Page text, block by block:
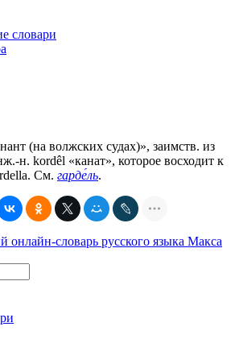
словари
(на волжских судах)», заимств. из
н. kordêl «канат», которое восходит к
См. гарде́ль.
онлайн-словарь русского языка Макса